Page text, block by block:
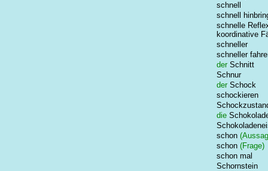
schnell
schnell
schnelle
koordinative
schneller
schneller
der Schnitt
Schnur
der Schock
schockieren
die
schon
schon (Frage)
schon mal
Schornstein